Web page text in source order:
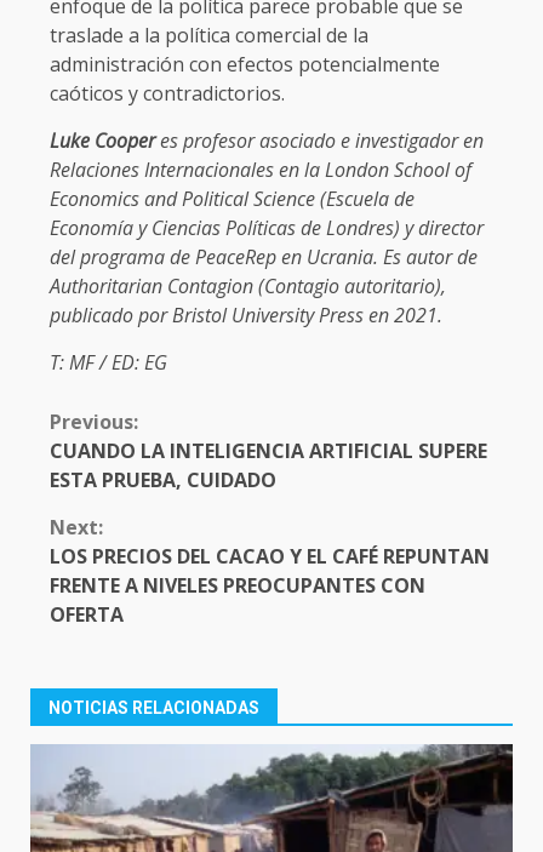
enfoque de la política parece probable que se
traslade a la política comercial de la
administración con efectos potencialmente
caóticos y contradictorios.
Luke Cooperes profesor asociado e investigador en
Relaciones Internacionales en la London School of
Economics and Political Science (Escuela de
Economía y Ciencias Políticas de Londres) y director
del programa de PeaceRep en Ucrania. Es autor de
Authoritarian Contagion (Contagio autoritario),
publicado por Bristol University Press en 2021.
T: MF / ED: EG
CONTINUE
READING
Previous:
CUANDO LA INTELIGENCIA ARTIFICIAL SUPERE
ESTA PRUEBA, CUIDADO
Next:
LOS PRECIOS DEL CACAO Y EL CAFÉ REPUNTAN
FRENTE A NIVELES PREOCUPANTES CON
OFERTA
NOTICIAS RELACIONADAS